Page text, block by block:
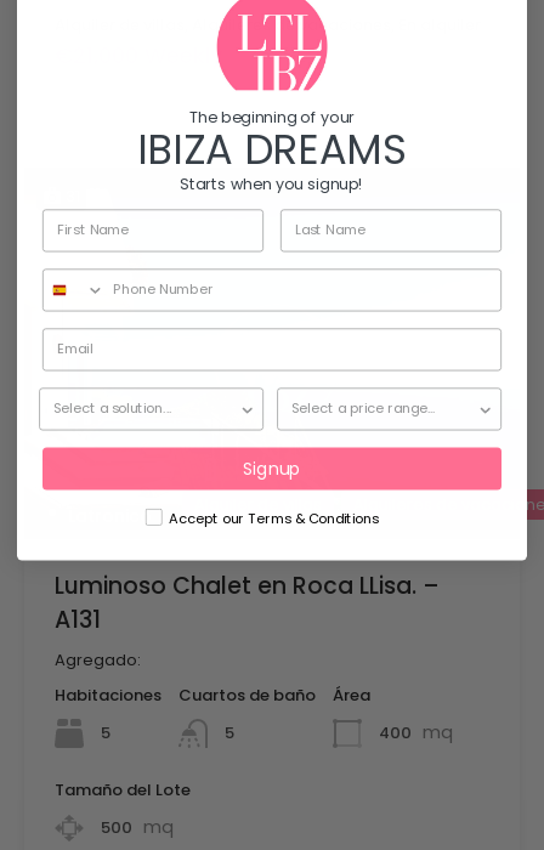
Alquiler de villas, Alquileres de vacaciones, En alquiler
€21,000 Weekly
Daniela
Latronico
Alquileres de
Luminoso Chalet en Roca LLisa. –
A131
Agregado:
Habitaciones
5
Cuartos de baño
5
Área
400 mq
Tamaño del Lote
500 mq
The beginning of your
IBIZA DREAMS
Starts when you signup!
Signup
Accept our Terms & Conditions